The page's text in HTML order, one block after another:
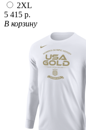
2XL
5 415 р.
В корзину